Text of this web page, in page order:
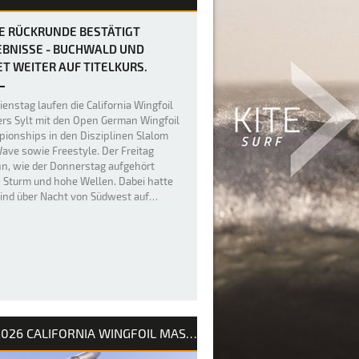
RÜCKRUNDE BESTÄTIGT
- BUCHWALD UND
WEITER AUF TITELKURS.
laufen die California Wingfoil
Sylt mit den Open German Wingfoil
in den Disziplinen Slalom
sowie Freestyle. Der Freitag
wie der Donnerstag aufgehört
und hohe Wellen. Dabei hatte
über Nacht von Südwest auf…
2026 CALIFORNIA WINGFOIL MASTERS SYLT